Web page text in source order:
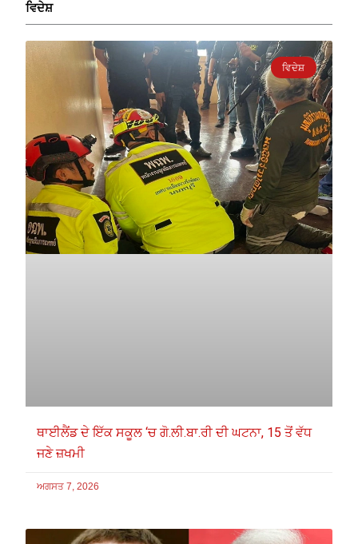
ਵਿਦੇਸ਼
ਵਿਦੇਸ਼
ਥਾਈਲੈਂਡ ਦੇ ਇੱਕ ਸਕੂਲ ‘ਚ ਗੋ.ਲੀ.ਬਾ.ਰੀ ਦੀ ਘਟਨਾ, 15 ਤੋਂ ਵੱਧ
ਜਣੇ ਜ਼ਖਮੀ
ਅਗਸਤ 7, 2026